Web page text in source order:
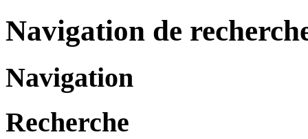
Navigation de
Navigation
Recherche